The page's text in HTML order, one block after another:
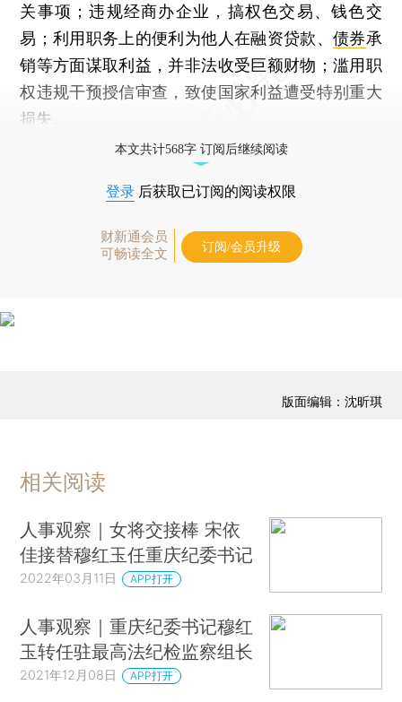
关事项；违规经商办企业，搞权色交易、钱色交
易；利用职务上的便利为他人在融资贷款、 债券承
销等方面谋取利益，并非法收受巨额财物；滥用职
权违规干预授信审查，致使国家利益遭受特别重大
损失。
本文共计568字 订阅后继续阅读
登录 后获取已订阅的阅读权限
财新通会员
可畅读全文
订阅/会员升级
版面编辑：沈昕琪
相关阅读
人事观察｜女将交接棒 宋依
佳接替穆红玉任重庆纪委书记
2022年03月11日 APP打开
人事观察｜重庆纪委书记穆红
玉转任驻最高法纪检监察组长
2021年12月08日 APP打开